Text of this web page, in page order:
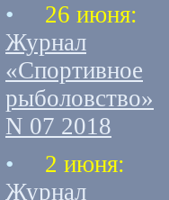
• 26 июня:
Журнал
«Спортивное
рыболовство»
N 07 2018
• 2 июня:
Журнал